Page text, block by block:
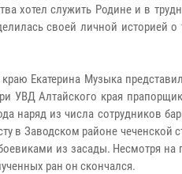
хотел служить Родине и в
своей личной историей о
Екатерина Музыка
УВД Алтайского края
наряд из числа сотрудников
в Заводском районе чеченской
из засады. Несмотря на
ран он скончался.